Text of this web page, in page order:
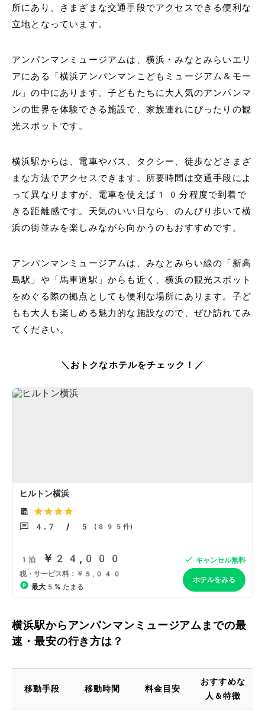
所にあり、さまざまな交通手段でアクセスできる便利な
立地となっています。
アンパンマンミュージアムは、横浜・みなとみらいエリ
アにある「横浜アンパンマンこどもミュージアム＆モー
ル」の中にあります。子どもたちに大人気のアンパンマ
ンの世界を体験できる施設で、家族連れにぴったりの観
光スポットです。
横浜駅からは、電車やバス、タクシー、徒歩などさまざ
まな方法でアクセスできます。所要時間は交通手段によ
って異なりますが、電車を使えば10分程度で到着で
きる距離感です。天気のいい日なら、のんびり歩いて横
浜の街並みを楽しみながら向かうのもおすすめです。
アンパンマンミュージアムは、みなとみらい線の「新高
島駅」や「馬車道駅」からも近く、横浜の観光スポット
をめぐる際の拠点としても便利な場所にあります。子ど
もも大人も楽しめる魅力的な施設なので、ぜひ訪れてみ
てください。
＼おトクなホテルをチェック！／
横浜駅からアンパンマンミュージアムまでの最
速・最安の行き方は？
移動手段 移動時間 料金目安
おすすめな
人＆特徴